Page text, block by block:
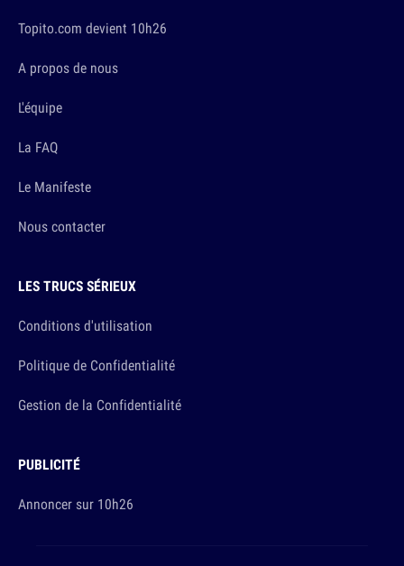
Topito.com devient 10h26
A propos de nous
L'équipe
La FAQ
Le Manifeste
Nous contacter
LES TRUCS SÉRIEUX
Conditions d'utilisation
Politique de Confidentialité
Gestion de la Confidentialité
PUBLICITÉ
Annoncer sur 10h26